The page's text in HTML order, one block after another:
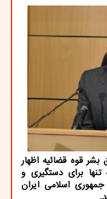
قوه قضائیه اظهار
برای دستگیری و
اسلامی ایران